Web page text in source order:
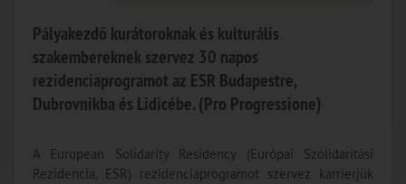
Pályakezdő kurátoroknak és kulturális
szakembereknek szervez 30 napos
rezidenciaprogramot az ESR Budapestre,
Dubrovnikba és Lidicébe. (Pro Progressione)
A European Solidarity Residency (Európai Szolidaritási
Rezidencia, ESR) rezidenciaprogramot szervez karrierjük